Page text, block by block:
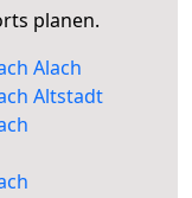
planen.
Alach
Altstadt